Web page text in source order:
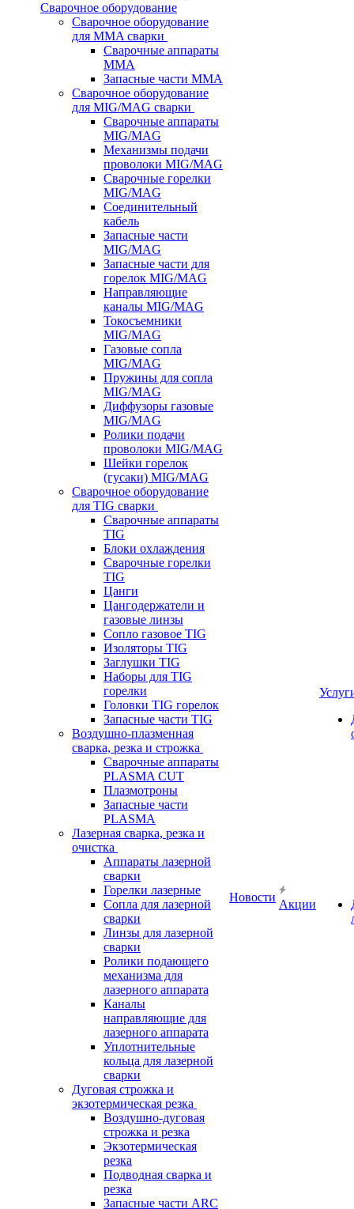
Сварочное оборудование
Сварочное оборудование
для MMA сварки
Сварочные аппараты
MMA
Запасные части MMA
Сварочное оборудование
для MIG/MAG сварки
Сварочные аппараты
MIG/MAG
Механизмы подачи
проволоки MIG/MAG
Сварочные горелки
MIG/MAG
Соединительный
кабель
Запасные части
MIG/MAG
Запасные части для
горелок MIG/MAG
Направляющие
каналы MIG/MAG
Токосъемники
MIG/MAG
Газовые сопла
MIG/MAG
Пружины для сопла
MIG/MAG
Диффузоры газовые
MIG/MAG
Ролики подачи
проволоки MIG/MAG
Шейки горелок
(гусаки) MIG/MAG
Сварочное оборудование
для TIG сварки
Сварочные аппараты
TIG
Блоки охлаждения
Сварочные горелки
TIG
Цанги
Цангодержатели и
газовые линзы
Сопло газовое TIG
Изоляторы TIG
Заглушки TIG
Наборы для TIG
горелки
Головки TIG горелок
Запасные части TIG
Воздушно-плазменная
сварка, резка и строжка
Сварочные аппараты
PLASMA CUT
Плазмотроны
Запасные части
PLASMA
Лазерная сварка, резка и
очистка
Аппараты лазерной
сварки
Горелки лазерные
Сопла для лазерной
сварки
Линзы для лазерной
сварки
Ролики подающего
механизма для
лазерного аппарата
Каналы
направляющие для
лазерного аппарата
Уплотнительные
кольца для лазерной
сварки
Дуговая строжка и
экзотермическая резка
Воздушно-дуговая
строжка и резка
Экзотермическая
резка
Подводная сварка и
резка
Запасные части ARC
Новости
Акции